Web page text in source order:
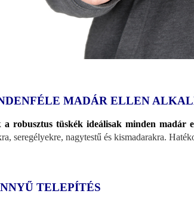
MADÁR ELLEN
a robusztus tüskék ideálisak minden madár
seregélyekre, nagytestű és kismadarakra.
TELEPÍTÉS